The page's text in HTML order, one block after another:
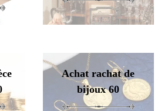
Achat rachat de
bijoux 60